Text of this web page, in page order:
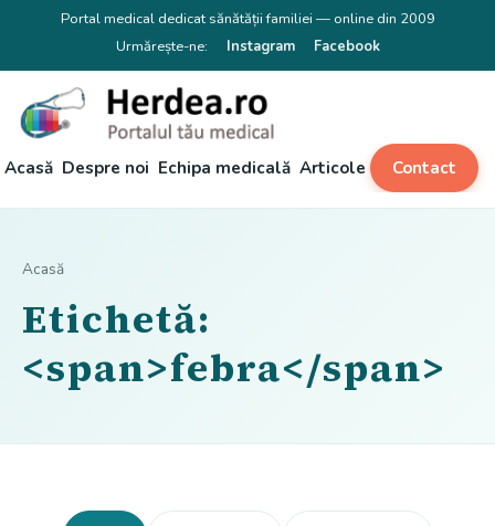
Portal medical dedicat sănătății familiei — online din 2009
Urmărește-ne:
Instagram Facebook
Acasă Despre noi Echipa medicală Articole Contact
Acasă
Etichetă:
<span>febra</span>